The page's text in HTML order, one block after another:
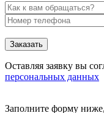
Заказать
Оставляя заявку вы
персональных данных
Заполните форму